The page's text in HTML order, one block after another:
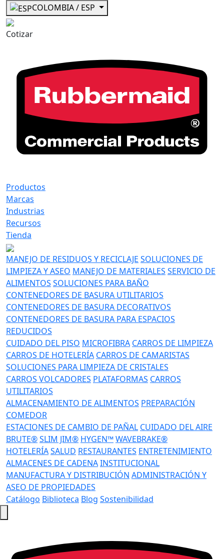
COLOMBIA / ESP
Cotizar
Productos
Marcas
Industrias
Recursos
Tienda
MANEJO DE RESIDUOS Y RECICLAJE SOLUCIONES DE
LIMPIEZA Y ASEO MANEJO DE MATERIALES SERVICIO DE
ALIMENTOS SOLUCIONES PARA BAÑO
CONTENEDORES DE BASURA UTILITARIOS
CONTENEDORES DE BASURA DECORATIVOS
CONTENEDORES DE BASURA PARA ESPACIOS
REDUCIDOS
CUIDADO DEL PISO MICROFIBRA CARROS DE LIMPIEZA
CARROS DE HOTELERÍA CARROS DE CAMARISTAS
SOLUCIONES PARA LIMPIEZA DE CRISTALES
CARROS VOLCADORES PLATAFORMAS CARROS
UTILITARIOS
ALMACENAMIENTO DE ALIMENTOS PREPARACIÓN
COMEDOR
ESTACIONES DE CAMBIO DE PAÑAL CUIDADO DEL AIRE
BRUTE®SLIM JIM® HYGEN™WAVEBRAKE®
HOTELERÍASALUD RESTAURANTES ENTRETENIMIENTO
ALMACENES DE CADENAINSTITUCIONAL
MANUFACTURA Y DISTRIBUCIÓN ADMINISTRACIÓN Y
ASEO DE PROPIEDADES
Catálogo Biblioteca Blog Sostenibilidad